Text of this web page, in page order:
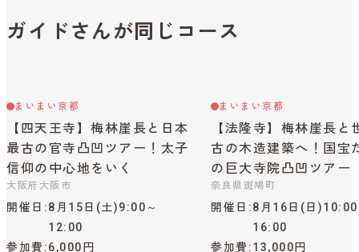
ガイドさんが同じコース
まいまい京都
【四天王寺】梅林崖長と日本
最古の官寺凸凹ツアー！太子
信仰の中心地をいく
大阪府大阪市
開催日
8月15日(土)9:00～
12:00
参加費 6,000円
まいまい京都
【法隆寺】梅林崖長と
古の木造建築へ！国宝
の巨大寺院凸凹ツアー
奈良県斑鳩町
開催日
8月16日(日
16:00
参加費 13,000円